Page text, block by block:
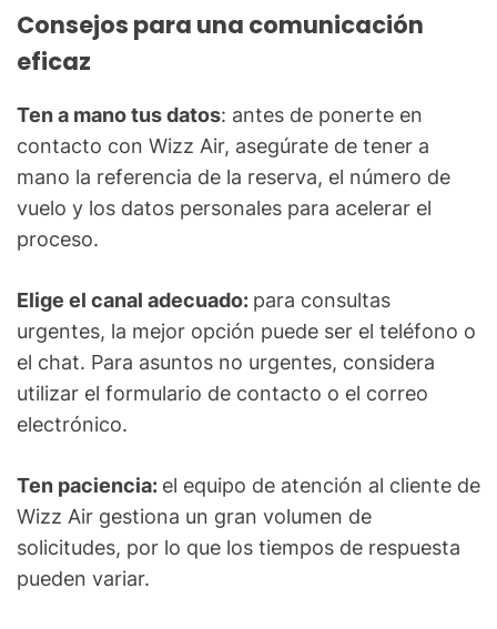
Consejos para una comunicación
eficaz
Ten a mano tus datos: antes de ponerte en
contacto con Wizz Air, asegúrate de tener a
mano la referencia de la reserva, el número de
vuelo y los datos personales para acelerar el
proceso.
Elige el canal adecuado: para consultas
urgentes, la mejor opción puede ser el teléfono o
el chat. Para asuntos no urgentes, considera
utilizar el formulario de contacto o el correo
electrónico.
Ten paciencia: el equipo de atención al cliente de
Wizz Air gestiona un gran volumen de
solicitudes, por lo que los tiempos de respuesta
pueden variar.